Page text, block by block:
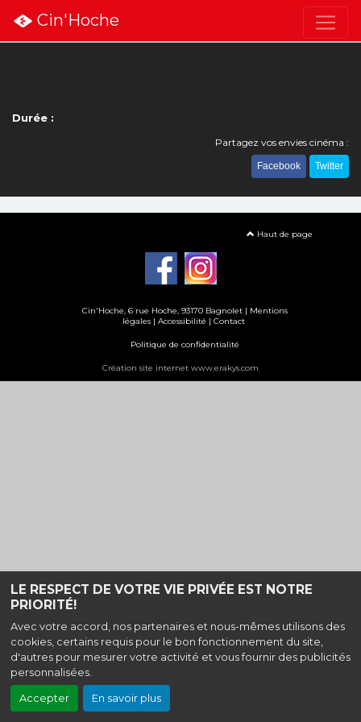
LE RESPECT DE VOTRE VIE PRIVÉE EST NOTRE
PRIORITÉ!
Avec votre accord, nos partenaires et nous-mêmes utilisons des
cookies, certains requis pour le bon fonctionnement du site,
d'autres pour mesurer votre activité et vous fournir des publicités
personnalisées.
Accepter En savoir plus
Cin'Hoche
Durée :
Partagez vos envies cinéma :
Facebook Twitter
Haut de page
Cin'Hoche, 6 rue Hoche, 93170 Bagnolet | Mentions
légales | Accessibilité | Contact
Politique de confidentialité
Création site internet www.erakys.com